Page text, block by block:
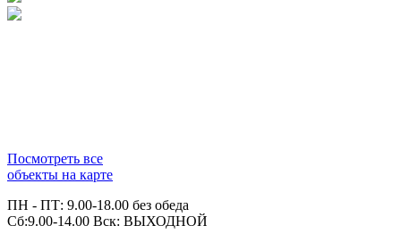
Посмотреть все
объекты на карте
ПН - ПТ: 9.00-18.00 без обеда
Сб:9.00-14.00 Вск: ВЫХОДНОЙ